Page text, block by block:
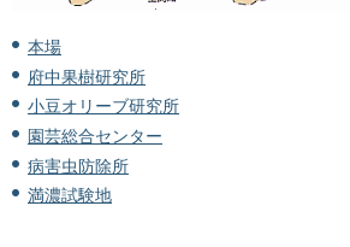
本場
府中果樹研究所
小豆オリーブ研究所
園芸総合センター
病害虫防除所
満濃試験地